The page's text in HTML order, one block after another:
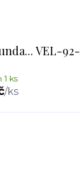
VEL-92-
/ks
1 ks